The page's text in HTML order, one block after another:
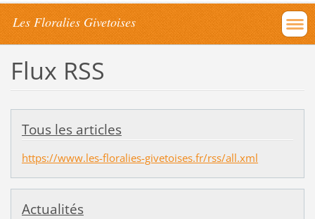
Les Floralies Givetoises
Flux RSS
Tous les articles
https://www.les-floralies-givetoises.fr/rss/all.xml
Actualités